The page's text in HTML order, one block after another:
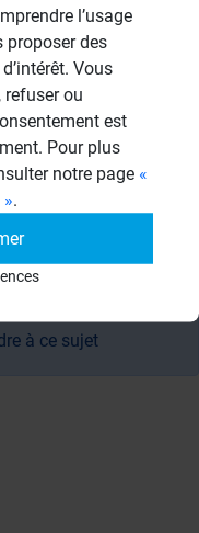
de type C2 ou C2S
au total)
à ce sujet
l’usage
proposer des
Vous
refuser ou
est
Pour plus
notre page «
.